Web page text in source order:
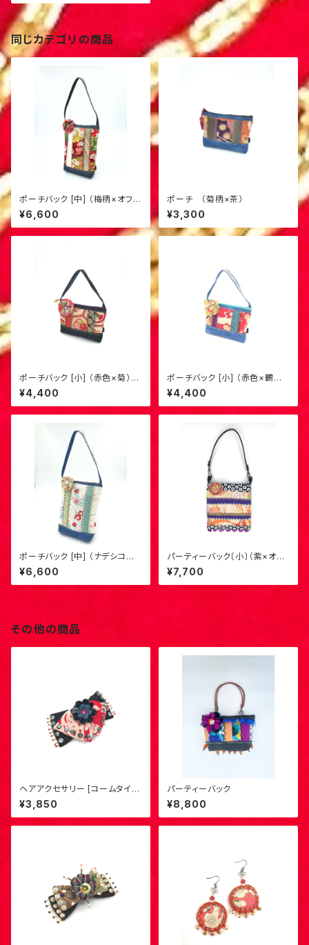
同じカテゴリの商品
ポーチバック [中] （梅柄×オフ
白）M-2
¥6,600
ポーチ （菊柄×茶）
¥3,300
ポーチバック [小] （赤色×菊）S-
2
¥4,400
ポーチバック [小] （赤色×鶴柄）
S-3
¥4,400
ポーチバック [中] （ナデシコ柄×
薄水色）M-1
¥6,600
パーティーバック〔小〕（紫×オレ
ンジ花柄〕S-6
¥7,700
その他の商品
ヘアアクセサリー [コームタイ
プ・大] （赤×黒）L-1
¥3,850
パーティーバック
¥8,800